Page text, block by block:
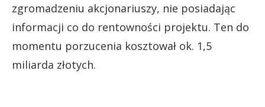
zgromadzeniu akcjonariuszy, nie posiadając
informacji co do rentowności projektu. Ten do
momentu porzucenia kosztował ok. 1,5
miliarda złotych.